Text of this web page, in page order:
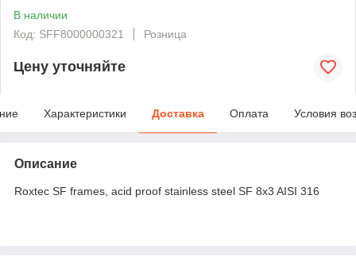
В наличии
Код: SFF8000000321
Розница
Цену уточняйте
Характеристики Доставка Оплата Условия
Описание
Roxtec SF frames, acid proof stainless steel SF 8x3 AISI 316